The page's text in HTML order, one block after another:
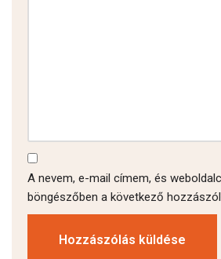
A nevem, e-mail címem, és
böngészőben a következő